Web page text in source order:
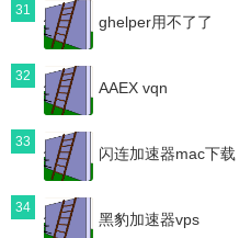
31
ghelper用不了了
32
AAEX vqn
33
闪连加速器mac下载
34
黑豹加速器vps